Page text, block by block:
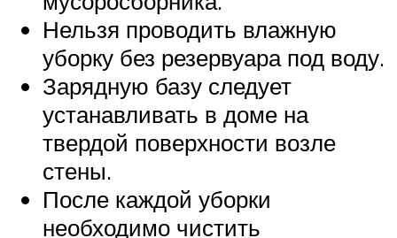
Нельзя проводить влажную
уборку без резервуара под воду.
Зарядную базу следует
устанавливать в доме на
твердой поверхности возле
стены.
После каждой уборки
необходимо чистить